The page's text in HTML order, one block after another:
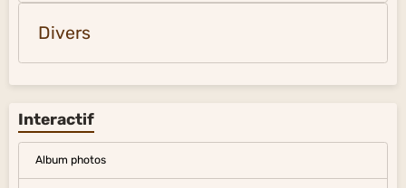
Divers
Interactif
Album photos